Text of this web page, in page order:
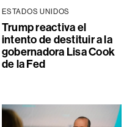
ESTADOS UNIDOS
Trump reactiva el
intento de destituir a la
gobernadora Lisa Cook
de la Fed